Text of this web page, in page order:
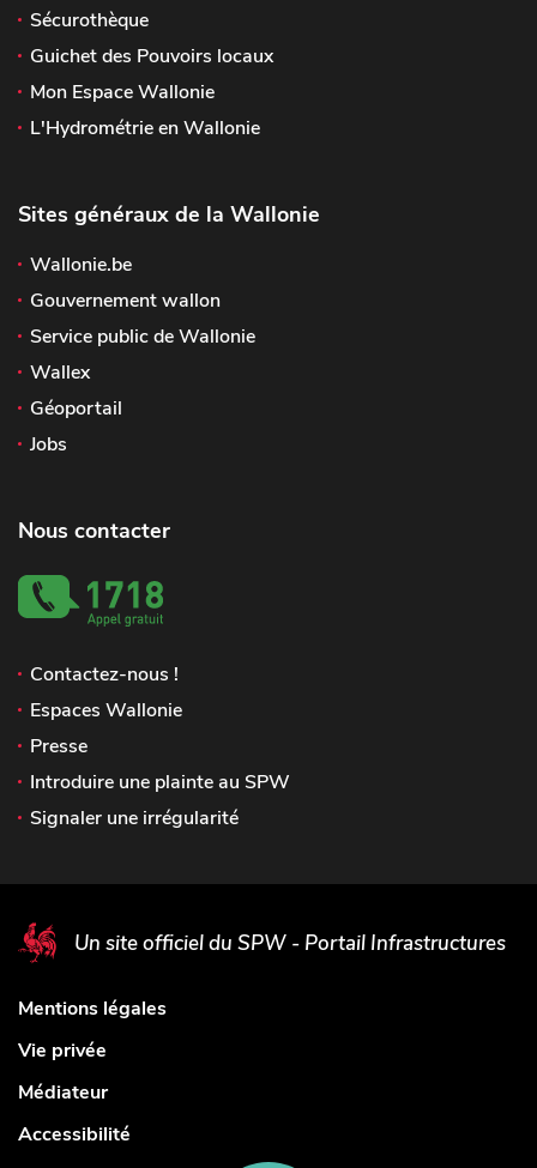
Sécurothèque
Guichet des Pouvoirs locaux
Mon Espace Wallonie
L'Hydrométrie en Wallonie
Sites généraux de la Wallonie
Wallonie.be
Gouvernement wallon
Service public de Wallonie
Wallex
Géoportail
Jobs
Nous contacter
Contactez-nous !
Espaces Wallonie
Presse
Introduire une plainte au SPW
Signaler une irrégularité
Un site officiel du SPW - Portail Infrastructures
Mentions légales
Vie privée
Médiateur
Accessibilité